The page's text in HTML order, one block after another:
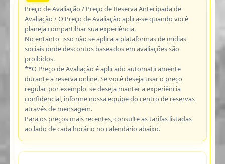
Preço de Avaliação / Preço de Reserva Antecipada de
Avaliação / O Preço de Avaliação aplica-se quando você
planeja compartilhar sua experiência.
No entanto, isso não se aplica a plataformas de mídias
sociais onde descontos baseados em avaliações são
proibidos.
**O Preço de Avaliação é aplicado automaticamente
durante a reserva online. Se você deseja usar o preço
regular, por exemplo, se deseja manter a experiência
confidencial, informe nossa equipe do centro de reservas
através de mensagem.
Para os preços mais recentes, consulte as tarifas listadas
ao lado de cada horário no calendário abaixo.